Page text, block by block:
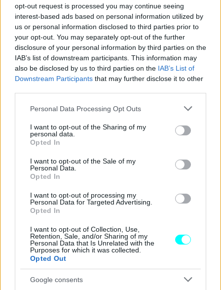
opt-out request is processed you may continue seeing
interest-based ads based on personal information utilized by
us or personal information disclosed to third parties prior to
your opt-out. You may separately opt-out of the further
disclosure of your personal information by third parties on the
IAB’s list of downstream participants. This information may
also be disclosed by us to third parties on the IAB’s List of
Downstream Participants that may further disclose it to other
Please note that this website/app uses one or more Google
not limited to your visit or usage behaviour. You may click to
grant or deny consent to Google and its third-party tags to
use your data for below specified purposes in below Google
consent section.
Personal Data Processing Opt Outs
I want to opt-out of the Sharing of my
personal data.
Opted In
I want to opt-out of the Sale of my
Personal Data.
Opted In
I want to opt-out of processing my
Personal Data for Targeted Advertising.
Opted In
I want to opt-out of Collection, Use,
Retention, Sale, and/or Sharing of my
Personal Data that Is Unrelated with the
Purposes for which it was collected.
Opted Out
Google consents
Ψηφιακή οδική βοήθεια : Επικοινωνήστε γρήγορα και
εύκολα με τις υπηρεσίες οδικής βοήθειας μέσα από τη
εφαρμογή FordPass και παρακολουθήστε τη διαδρομή
της προς εσάς. Στην οδική βοήθεια θα δοθεί η ακριβής
ώστε να γνωρίζει από πριν το πρόβλημα που
αντιμετωπίζετε.
Εύκολο service: Η εφαρμογή FordPass σας παρέχει
χρήσιμες υπενθυμίσεις και ειδοποιήσεις για το service
του αυτοκινήτου, ενώ συγχρόνως σας επιτρέπει τον
προγραμματισμό του. Επίσης, διατηρεί ένα ψηφιακό